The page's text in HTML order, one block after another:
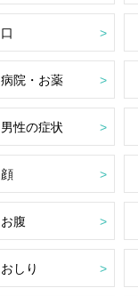
口
病院・お薬
男性の症状
顔
お腹
おしり